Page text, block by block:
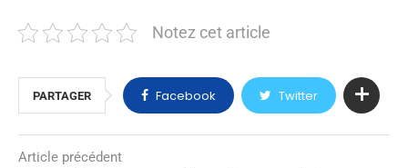
Notez cet article
PARTAGER Facebook Twitter
Article précédent